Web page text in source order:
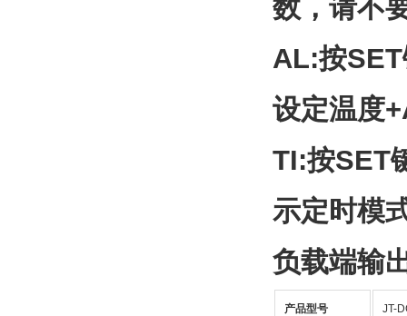
数，请不
AL:按
设定温度
TI:按SET
示定时模
负载端输
产品型号 JT-